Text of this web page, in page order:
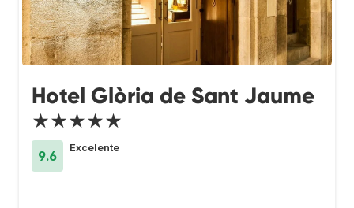
Hotel Glòria de Sant Jaume
★★★★★
9.6
Excelente